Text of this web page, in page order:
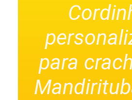
para